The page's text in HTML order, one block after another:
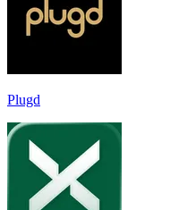
Plugd